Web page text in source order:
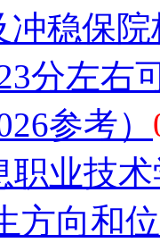
冲稳保
分左右
参考）
职业技
方向和